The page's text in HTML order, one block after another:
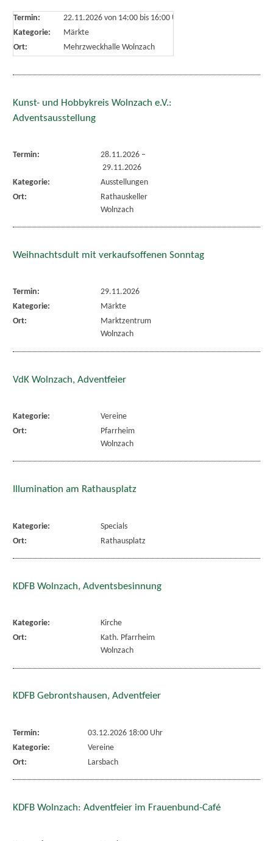
Termin: 22.11.2026 von 14:00bis 16:00 Uhr
Kategorie:
Märkte
Ort:
Mehrzweckhalle Wolnzach
Kunst- und Hobbykreis Wolnzach e.V.:
Adventsausstellung
Termin: 28.11.2026–
29.11.2026
Kategorie:
Ausstellungen
Ort:
Rathauskeller
Wolnzach
Weihnachtsdult mit verkaufsoffenen Sonntag
Termin:
29.11.2026
Kategorie:
Märkte
Ort:
Marktzentrum
Wolnzach
VdK Wolnzach, Adventfeier
Kategorie:
Vereine
Ort:
Pfarrheim
Wolnzach
Illumination am Rathausplatz
Kategorie:
Specials
Ort:
Rathausplatz
KDFB Wolnzach, Adventsbesinnung
Kategorie:
Kirche
Ort:
Kath. Pfarrheim
Wolnzach
KDFB Gebrontshausen, Adventfeier
Termin:
03.12.2026 18:00 Uhr
Kategorie:
Vereine
Ort:
Larsbach
KDFB Wolnzach: Adventfeier im Frauenbund-Café